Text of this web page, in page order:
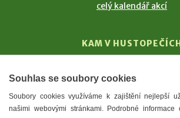
celý kalendář akcí
KAM V
T. G. Masaryk
Mandloně
Souhlas se soubory cookies
Soubory cookies využíváme k zajištění nejlepší
našimi webovými stránkami. Podrobné